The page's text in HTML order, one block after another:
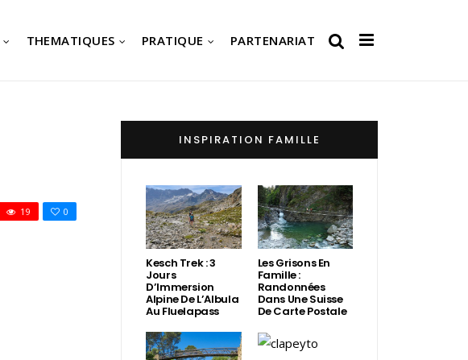
THEMATIQUES PRATIQUE PARTENARIAT
0
19
INSPIRATION FAMILLE
Kesch Trek : 3
Jours
D’Immersion
Alpine De L’Albula
Au Fluelapass
Les Grisons En
Famille :
Randonnées
Dans Une Suisse
De Carte Postale